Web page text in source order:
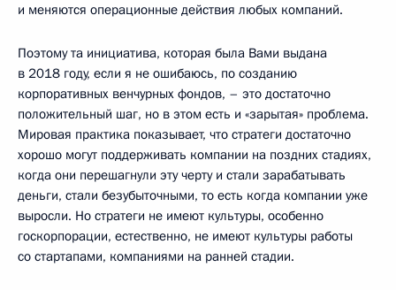
и меняются операционные действия любых компаний.
Поэтому та инициатива, которая была Вами выдана
в 2018 году, если я не ошибаюсь, по созданию
корпоративных венчурных фондов, – это достаточно
положительный шаг, но в этом есть и «зарытая» проблема.
Мировая практика показывает, что стратеги достаточно
хорошо могут поддерживать компании на поздних стадиях,
когда они перешагнули эту черту и стали зарабатывать
деньги, стали безубыточными, то есть когда компании уже
выросли. Но стратеги не имеют культуры, особенно
госкорпорации, естественно, не имеют культуры работы
со стартапами, компаниями на ранней стадии.